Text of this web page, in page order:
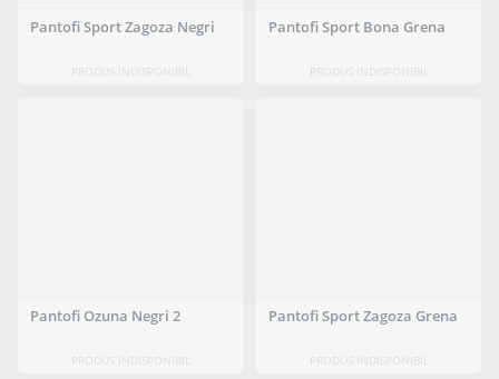
Pantofi Sport Zagoza Negri
PRODUS INDISPONIBIL
Pantofi Sport Bona Grena
PRODUS INDISPONIBIL
Pantofi Ozuna Negri 2
PRODUS INDISPONIBIL
Pantofi Sport Zagoza Grena
PRODUS INDISPONIBIL